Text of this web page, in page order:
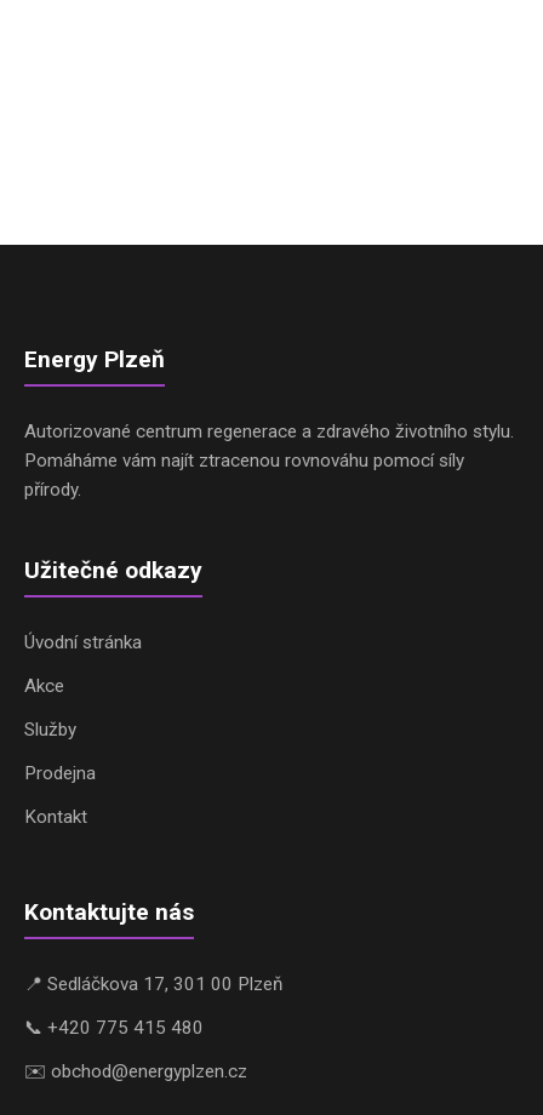
Energy Plzeň
Autorizované centrum regenerace a zdravého životního stylu.
Pomáháme vám najít ztracenou rovnováhu pomocí síly
přírody.
Užitečné odkazy
Úvodní stránka
Akce
Služby
Prodejna
Kontakt
Kontaktujte nás
📍 Sedláčkova 17, 301 00 Plzeň
📞 +420 775 415 480
✉️ obchod@energyplzen.cz